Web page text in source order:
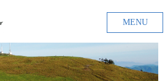
MENU